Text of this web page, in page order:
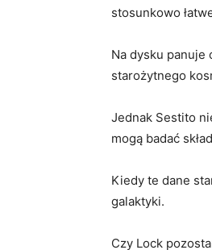
stosunkowo
Na dysku panuje
starożytnego
Jednak Sestito
mogą badać
Kiedy te dane
galaktyki.
Czy Lock